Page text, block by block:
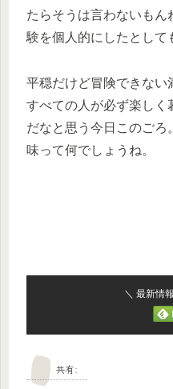
たらそうは言わないもん
験を個人的にしたとして
平穏だけど冒険できない
すべての人が必ず楽しく
だなと思う今日このご
味って何でしょうね。
＼ 最新情
共有: